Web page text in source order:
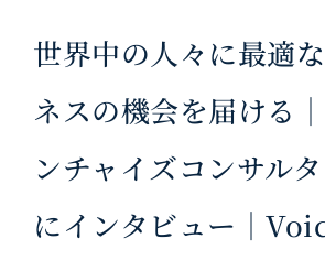
世界中の人々に最適
ネスの機会を届ける
ンチャイズコンサル
にインタビュー｜